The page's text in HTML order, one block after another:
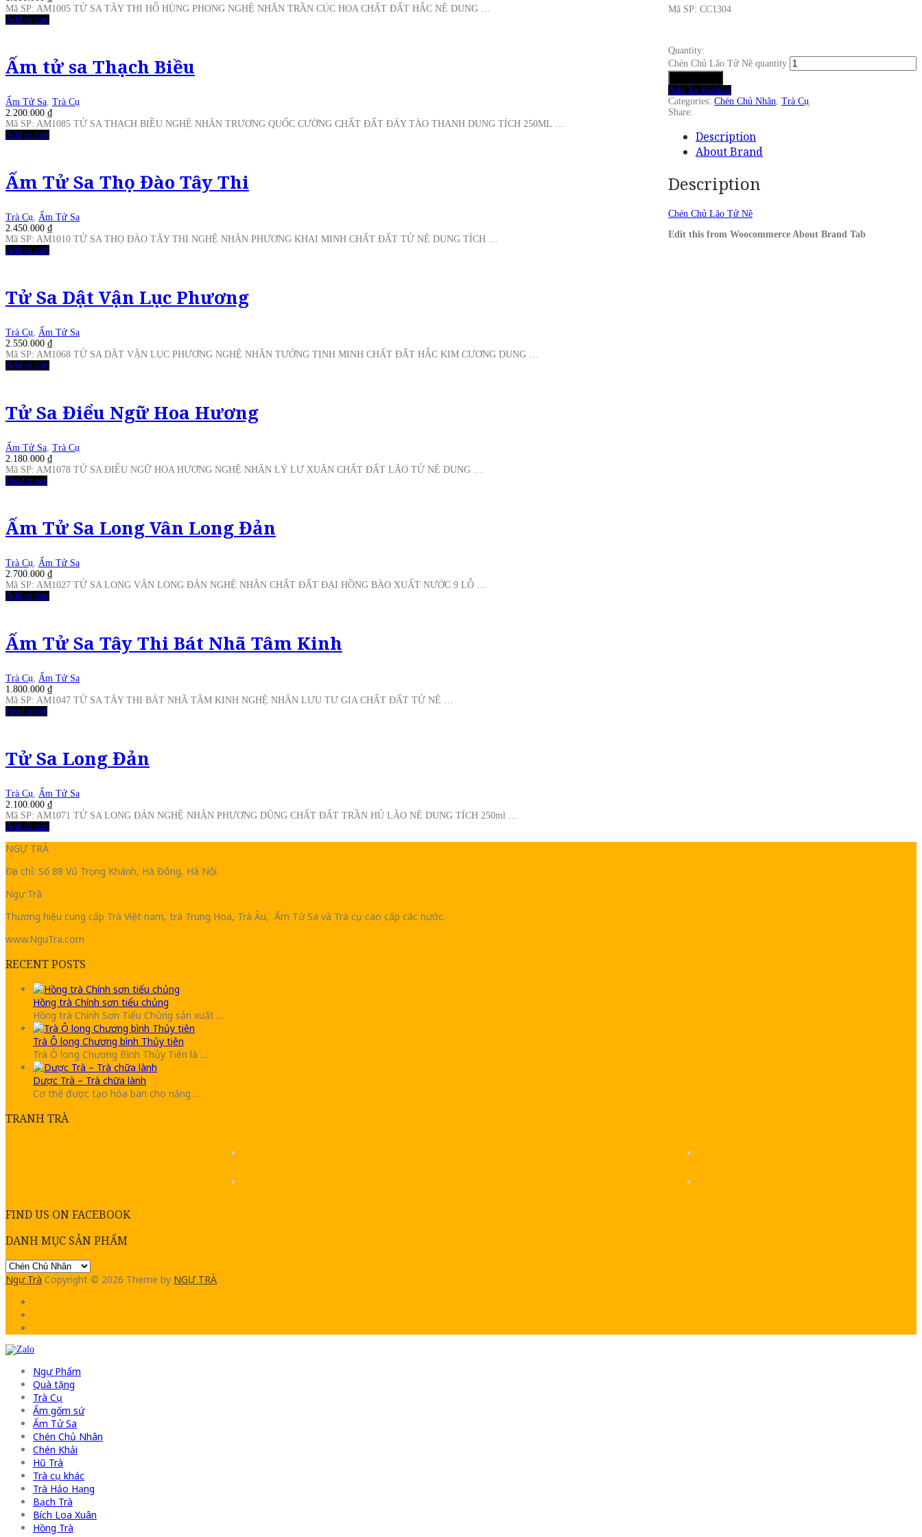
Mã SP: CC1304
Quantity:
Chén Chủ Lão Tử Nê quantity
Add To Wishlist
Categories: Chén Chủ Nhân Trà Cụ
Share:
Description
About Brand
Description
Chén Chủ Lão Tử Nê
Edit this from Woocommerce About Brand Tab
Mã SP: AM1005 TỬ SA TÂY THI HỔ HÙNG PHONG NGHỆ NHÂN TRẦN CÚC HOA CHẤT ĐẤT HẮC NÊ DUNG …
Add to cart
Ấm tử sa Thạch Biều
Ấm Tử Sa Trà Cụ
2.200.000 ₫
Mã SP: AM1085 TỬ SA THẠCH BIỀU NGHỆ NHÂN TRƯƠNG QUỐC CƯỜNG CHẤT ĐẤT ĐÁY TÀO THANH DUNG TÍCH 250ML …
Add to cart
Ấm Tử Sa Thọ Đào Tây Thi
Trà Cụ
Ấm Tử Sa
2.450.000 ₫
Mã SP: AM1010 TỬ SA THỌ ĐÀO TÂY THI NGHỆ NHÂN PHƯƠNG KHAI MINH CHẤT ĐẤT TỬ NÊ DUNG TÍCH …
Add to cart
Tử Sa Dật Vận Lục Phương
Trà Cụ
Ấm Tử Sa
2.550.000 ₫
Mã SP: AM1068 TỬ SA DẬT VẬN LỤC PHƯƠNG NGHỆ NHÂN TƯỞNG TỊNH MINH CHẤT ĐẤT HẮC KIM CƯƠNG DUNG …
Add to cart
Tử Sa Điểu Ngữ Hoa Hương
Ấm Tử Sa Trà Cụ
2.180.000 ₫
Mã SP: AM1078 TỬ SA ĐIỂU NGỮ HOA HƯƠNG NGHỆ NHÂN LÝ LƯ XUÂN CHẤT ĐẤT LÃO TỬ NÊ DUNG …
Read more
Ấm Tử Sa Long Vân Long Đản
Trà Cụ
Ấm Tử Sa
2.700.000 ₫
Mã SP: AM1027 TỬ SA LONG VÂN LONG ĐẢN NGHỆ NHÂN CHẤT ĐẤT ĐẠI HỒNG BÀO XUẤT NƯỚC 9 LỖ …
Add to cart
Ấm Tử Sa Tây Thi Bát Nhã Tâm Kinh
Trà Cụ
Ấm Tử Sa
1.800.000 ₫
Mã SP: AM1047 TỬ SA TÂY THI BÁT NHÃ TÂM KINH NGHỆ NHÂN LƯU TƯ GIA CHẤT ĐẤT TỬ NÊ …
Read more
Tử Sa Long Đản
Trà Cụ
Ấm Tử Sa
2.100.000 ₫
Mã SP: AM1071 TỬ SA LONG ĐẢN NGHỆ NHÂN PHƯƠNG DŨNG CHẤT ĐẤT TRẦN HỦ LÃO NÊ DUNG TÍCH 250ml …
Add to cart
NGỰ TRÀ
Địa chỉ: Số 88 Vũ Trọng Khánh, Hà Đông, Hà Nội.
Ngự Trà
Thương hiệu cung cấp Trà Việt nam, trà Trung Hoa, Trà Âu, Ấm Tử Sa và Trà cụ cao cấp các nước.
www.NguTra.com
RECENT POSTS
Hồng trà Chính sơn tiểu chủng
Hồng trà Chính Sơn Tiểu Chủng sản xuất …
Trà Ô long Chương bình Thủy tiên
Trà Ô long Chương Bình Thủy Tiên là …
Dược Trà – Trà chữa lành
Cơ thể được tạo hóa ban cho năng …
TRANH TRÀ
FIND US ON FACEBOOK
DANH MỤC SẢN PHẨM
Ngự Trà Copyright © 2026 Theme by NGỰ TRÀ
Ngự Phẩm
Quà tặng
Trà Cụ
Ấm gốm sứ
Ấm Tử Sa
Chén Chủ Nhân
Chén Khải
Hũ Trà
Trà cụ khác
Trà Hảo Hạng
Bạch Trà
Bích Loa Xuân
Hồng Trà